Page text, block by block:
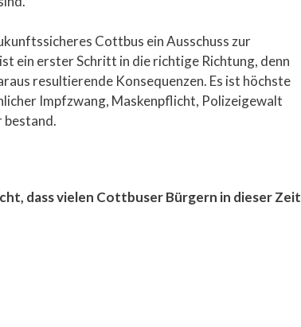
Cottbus ein Ausschuss zur
ein erster Schritt in die richtige Richtung, denn
resultierende Konsequenzen. Es ist höchste
Impfzwang, Maskenpflicht, Polizeigewalt
bestand.
dass vielen Cottbuser Bürgern in dieser Zeit